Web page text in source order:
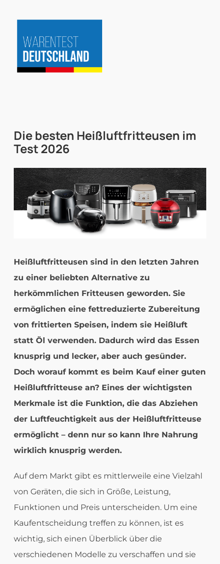
Inhalt
springen
Die besten Heißluftfritteusen im
Test2026
Heißluftfritteusen sind in den letzten Jahren
zu einer beliebten Alternative zu
herkömmlichen Fritteusen geworden. Sie
ermöglichen eine fettreduzierte Zubereitung
von frittierten Speisen, indem sie Heißluft
statt Öl verwenden. Dadurch wird das Essen
knusprig und lecker, aber auch gesünder.
Doch worauf kommt es beim Kauf einer guten
Heißluftfritteuse an? Eines der wichtigsten
Merkmale ist die Funktion, die das Abziehen
der Luftfeuchtigkeit aus der Heißluftfritteuse
ermöglicht – denn nur so kann Ihre Nahrung
wirklich knusprig werden.
Auf dem Markt gibt es mittlerweile eine Vielzahl
von Geräten, die sich in Größe, Leistung,
Funktionen und Preis unterscheiden. Um eine
Kaufentscheidung treffen zu können, ist es
wichtig, sich einen Überblick über die
verschiedenen Modelle zu verschaffen und sie